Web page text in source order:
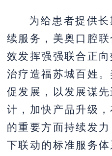
为给患者提供长
续服务，美奥口腔
效发挥强强联合正
治疗造福苏城百姓
促发展，以发展谋
计，加快产品升级
的重要方面持续发
下联动的标准服务